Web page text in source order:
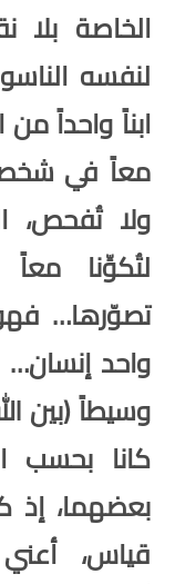
الخاصة بلا
لنفسه
ابناً واحداً
معاً في
ولا تُفحص،
لتُكوِّنا
تصوّرها…
واحد إنسان…
وسيطاً(بين
كانا بحسب
بعضهما، إذ
قياس،